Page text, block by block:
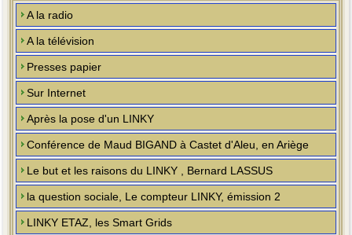
A la radio
A la télévision
Presses papier
Sur Internet
Après la pose d'un LINKY
Conférence de Maud BIGAND à Castet d'Aleu, en Ariège
Le but et les raisons du LINKY , Bernard LASSUS
la question sociale, Le compteur LINKY, émission 2
LINKY ETAZ, les Smart Grids